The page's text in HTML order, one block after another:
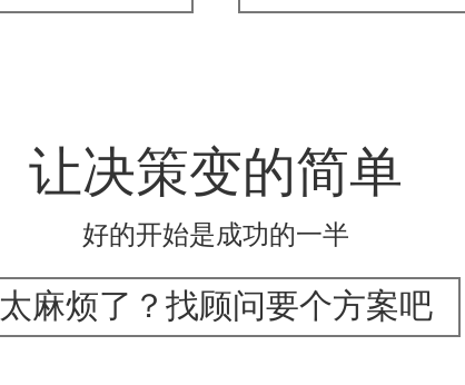
让决策变的简单
好的开始是成功的一半
太麻烦了？找顾问要个方案吧